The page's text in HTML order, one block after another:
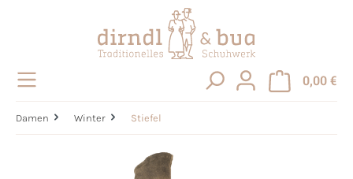
0,00 €
Damen Winter Stiefel
Bildergalerie überspringen